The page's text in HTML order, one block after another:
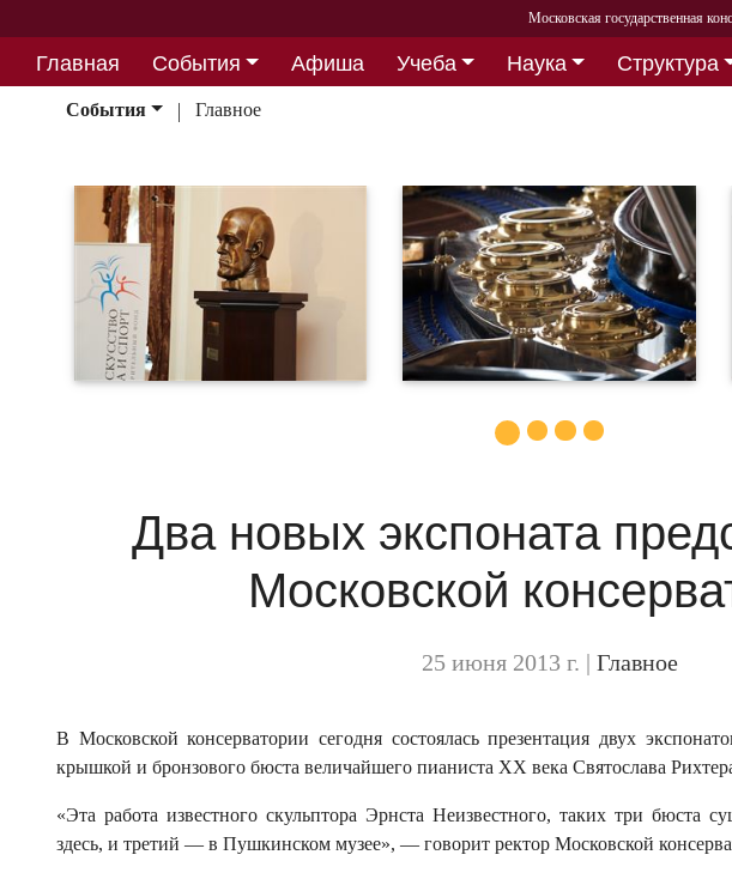
Московская государственная
Главная События Афиша Учеба Наука Структура
Партнерство
События Главное
Два новых экспоната
Московской
25 июня 2013 г. | Главное
В Московской консерватории сегодня состоялась презентация двух
крышкой и бронзового бюста величайшего пианиста ХХ века Святослава
«Эта работа известного скульптора Эрнста Неизвестного, таких три бюста
здесь, и третий — в Пушкинском музее», — говорит ректор Московской